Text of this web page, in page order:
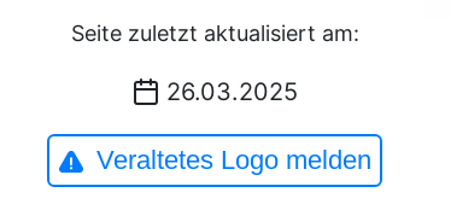
Seite zuletzt aktualisiert am:
26.03.2025
Veraltetes Logo melden